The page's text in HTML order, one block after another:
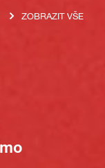
ZOBRAZIT VŠE